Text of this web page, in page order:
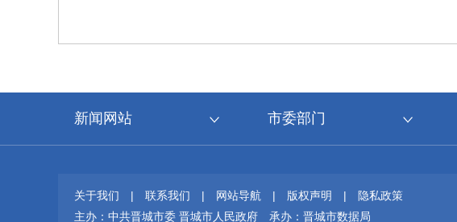
新闻网站 市委部门
关于我们 | 联系我们 | 网站导航 | 版权声明 |
隐私政策
主办：中共晋城市委 晋城市人民政府
承办：晋城市数据局